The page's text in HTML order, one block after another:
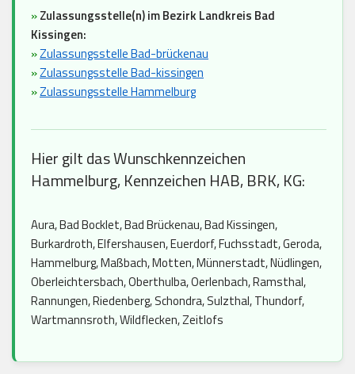
»Zulassungsstelle(n) im Bezirk Landkreis Bad
Kissingen:
»Zulassungsstelle Bad-brückenau
»Zulassungsstelle Bad-kissingen
»Zulassungsstelle Hammelburg
Hier gilt das Wunschkennzeichen
Hammelburg, Kennzeichen HAB, BRK, KG:
Aura, Bad Bocklet, Bad Brückenau, Bad Kissingen,
Burkardroth, Elfershausen, Euerdorf, Fuchsstadt, Geroda,
Hammelburg, Maßbach, Motten, Münnerstadt, Nüdlingen,
Oberleichtersbach, Oberthulba, Oerlenbach, Ramsthal,
Rannungen, Riedenberg, Schondra, Sulzthal, Thundorf,
Wartmannsroth, Wildflecken, Zeitlofs